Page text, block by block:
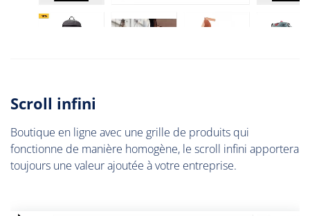
Scroll infini
Boutique en ligne avec une grille de produits qui
fonctionne de manière homogène, le scroll infini apportera
toujours une valeur ajoutée à votre entreprise.